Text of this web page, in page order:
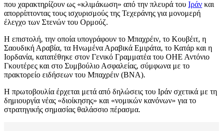
που χαρακτηρίζουν ως «κλιμάκωση» από την πλευρά του Ιράν και
απορρίπτοντας τους ισχυρισμούς της Τεχεράνης για μονομερή
έλεγχο των Στενών του Ορμούζ.
Η επιστολή, την οποία υπογράφουν το Μπαχρέιν, το Κουβέιτ, η
Σαουδική Αραβία, τα Ηνωμένα Αραβικά Εμιράτα, το Κατάρ και η
Ιορδανία, κατατέθηκε στον Γενικό Γραμματέα του ΟΗΕ Αντόνιο
Γκουτέρες και στο Συμβούλιο Ασφαλείας, σύμφωνα με το
πρακτορείο ειδήσεων του Μπαχρέιν (BNA).
Η πρωτοβουλία έρχεται μετά από δηλώσεις του Ιράν σχετικά με τη
δημιουργία νέας «διοίκησης» και «νομικών κανόνων» για το
στρατηγικής σημασίας θαλάσσιο πέρασμα.